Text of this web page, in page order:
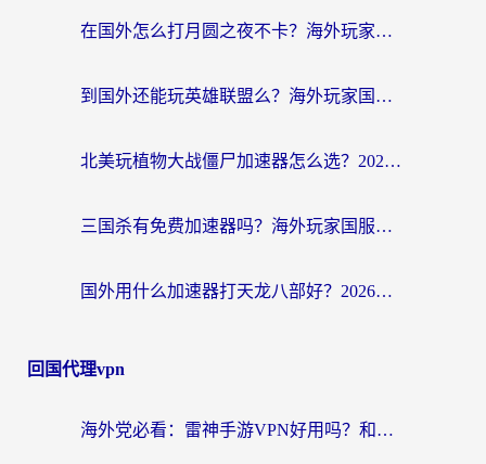
在国外怎么打月圆之夜不卡？海外玩家国服游戏加速终极指南（附巴西英国游戏适配方案）
到国外还能玩英雄联盟么？海外玩家国服游戏畅玩终极指南
北美玩植物大战僵尸加速器怎么选？2026海外党必看的国服游戏加速指南
三国杀有免费加速器吗？海外玩家国服畅玩终极指南（附泰国南非专属解决方案）
国外用什么加速器打天龙八部好？2026海外玩家国服游戏加速全攻略
回国代理vpn
海外党必看：雷神手游VPN好用吗？和天速回国VPN对比哪个回国效果更好？附实用加速器选择指南